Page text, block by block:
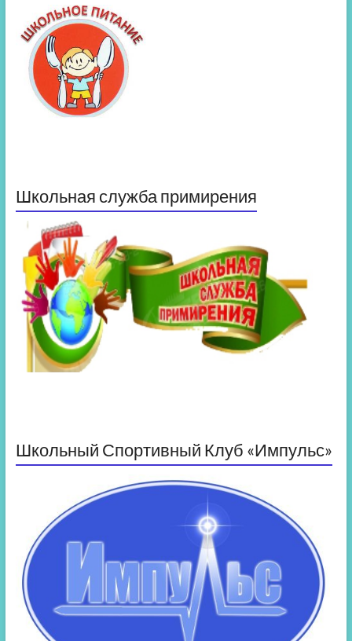
Школьная служба примирения
Школьный Спортивный Клуб «Импульс»